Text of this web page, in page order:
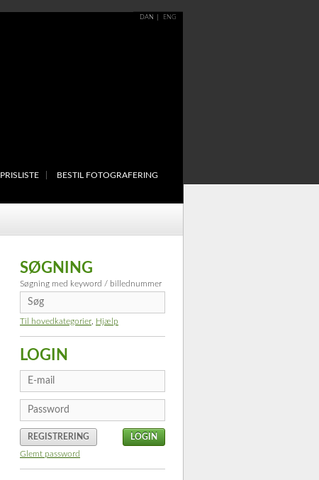
DAN ENG
PRISLISTE BESTIL FOTOGRAFERING
SØGNING
Søgning med keyword / billednummer
Til hovedkategorier Hjælp
LOGIN
REGISTRERING
Glemt password